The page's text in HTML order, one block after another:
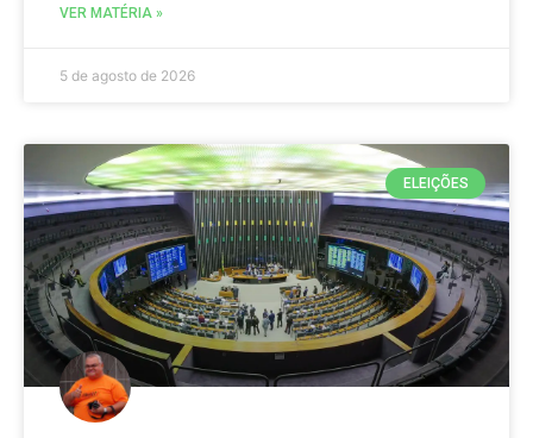
VER MATÉRIA »
5 de agosto de 2026
ELEIÇÕES